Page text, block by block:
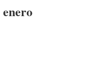
enero